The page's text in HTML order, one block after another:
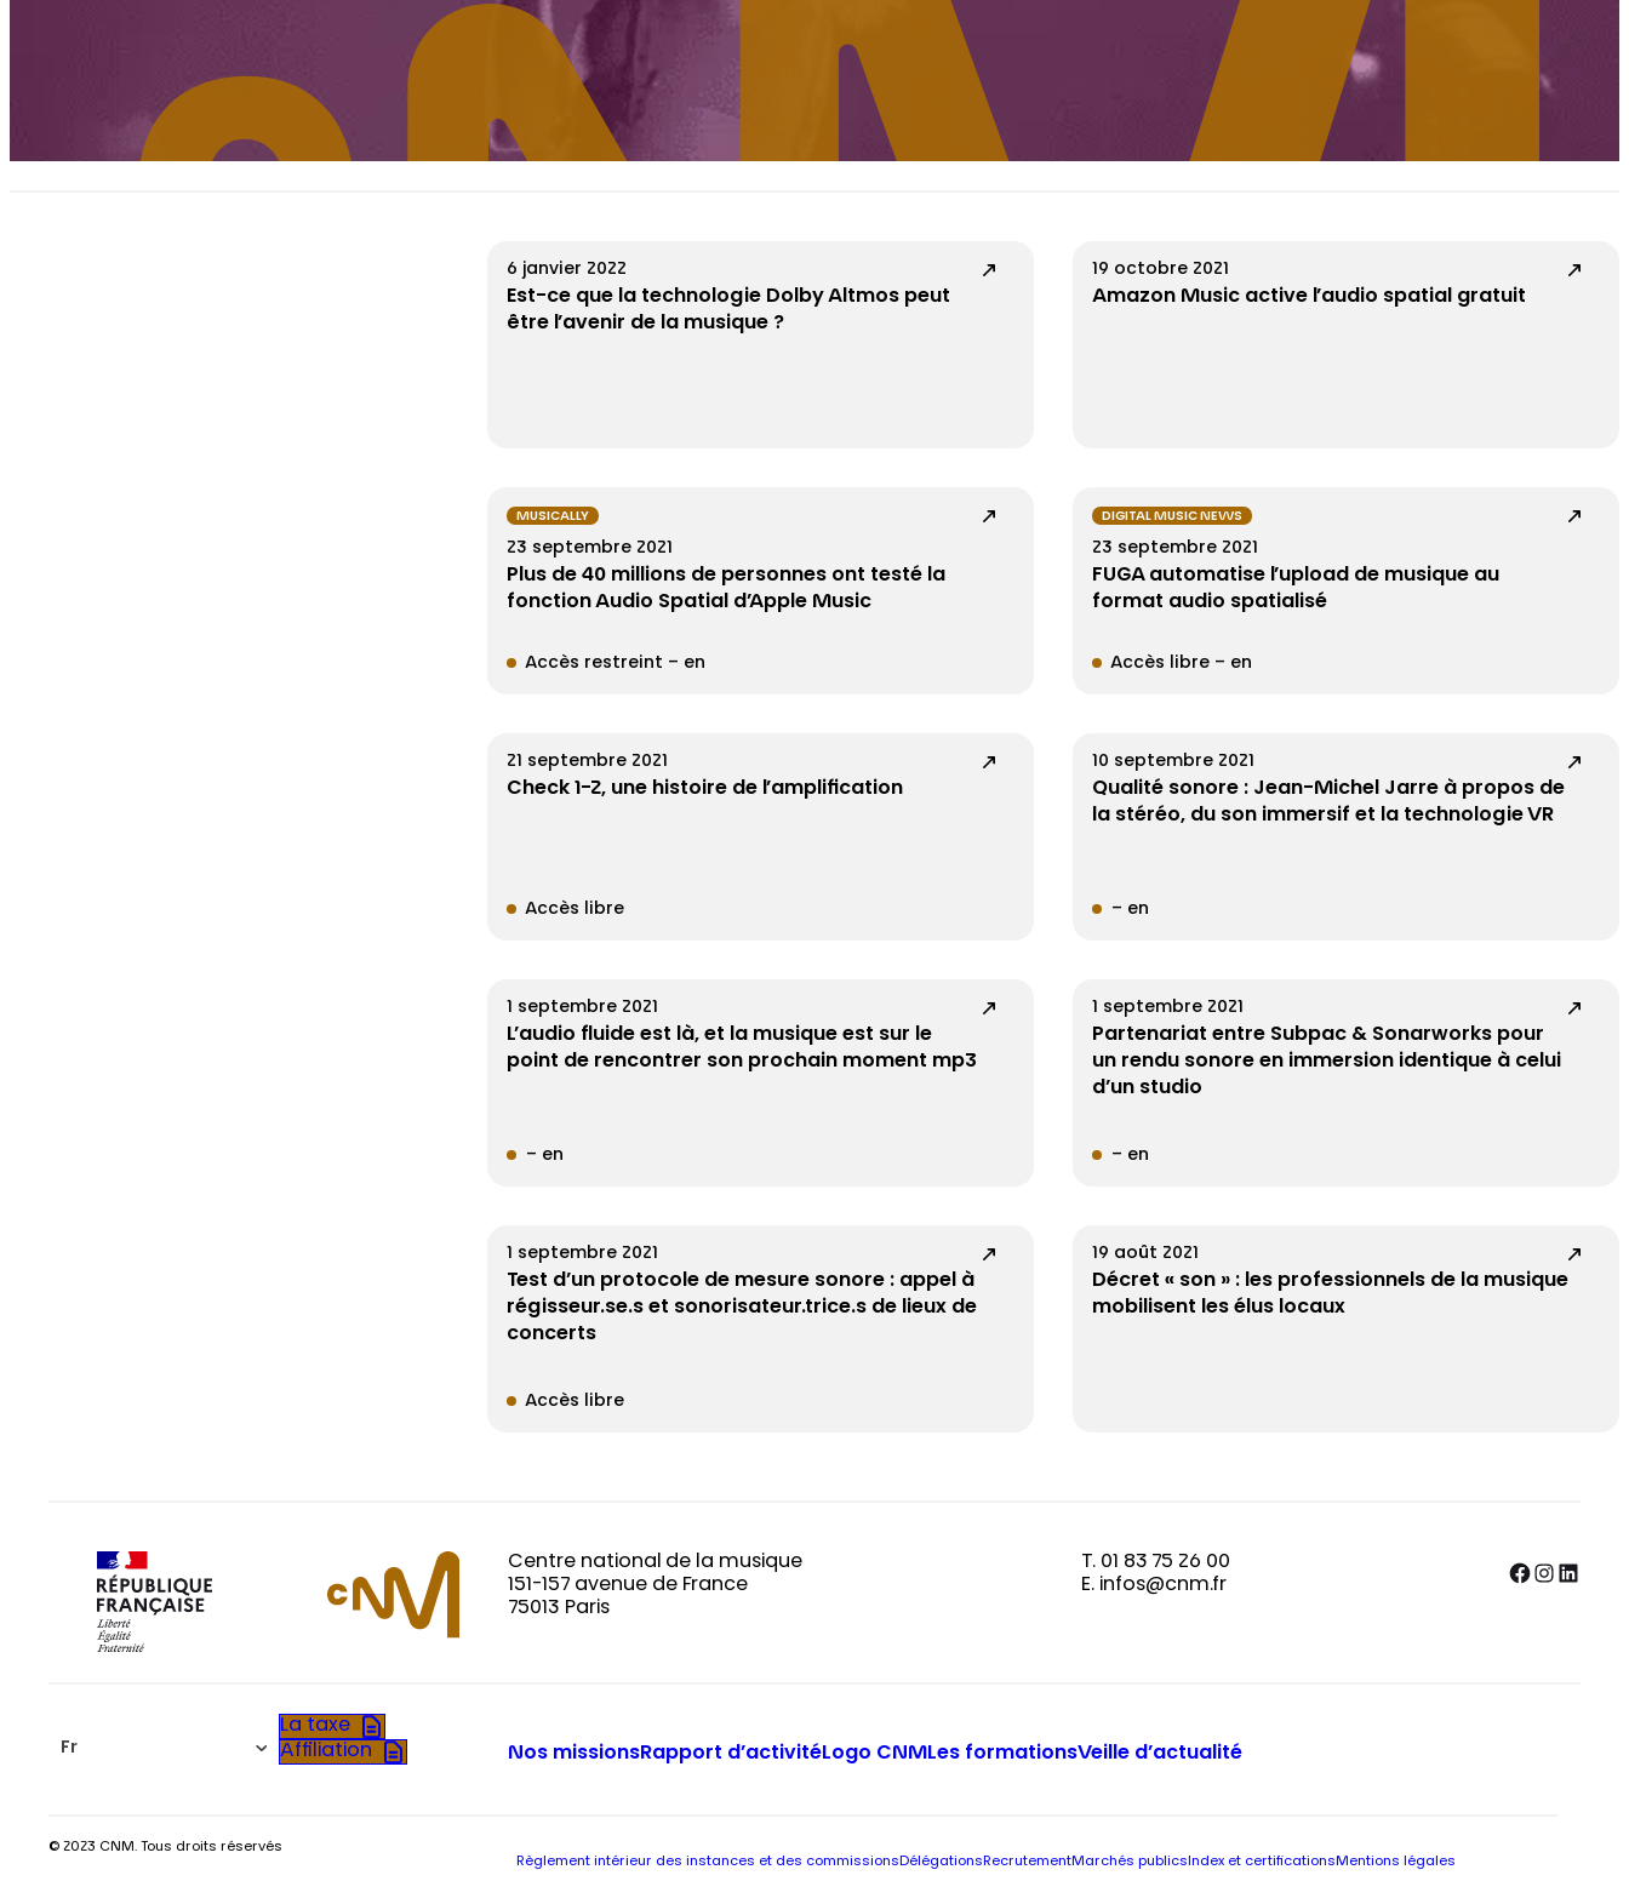
6 janvier 2022
Est-ce que la technologie Dolby Altmos peut
être l’avenir de la musique ?
19 octobre 2021
Amazon Music active l’audio spatial gratuit
MUSICALLY
23 septembre 2021
Plus de 40 millions de personnes ont testé la
fonction Audio Spatial d’Apple Music
Accès restreint – en
DIGITAL MUSIC NEWS
23 septembre 2021
FUGA automatise l’upload de musique au
format audio spatialisé
Accès libre – en
21 septembre 2021
Check 1-2, une histoire de l’amplification
Accès libre
10 septembre 2021
Qualité sonore : Jean-Michel Jarre à propos de
la stéréo, du son immersif et la technologie VR
– en
1 septembre 2021
L’audio fluide est là, et la musique est sur le
point de rencontrer son prochain moment mp3
– en
1 septembre 2021
Partenariat entre Subpac & Sonarworks pour
un rendu sonore en immersion identique à celui
d’un studio
– en
1 septembre 2021
Test d’un protocole de mesure sonore : appel à
régisseur.se.s et sonorisateur.trice.s de lieux de
concerts
Accès libre
19 août 2021
Décret « son » : les professionnels de la musique
mobilisent les élus locaux
Centre national de la musique
151-157 avenue de France
75013 Paris
T. 01 83 75 26 00
E. infos@cnm.fr
Facebook InstagramLinkedIn
Fr
La taxe
Affiliation
Nos missionsRapport d’activitéLogo CNMLes formationsVeille d’actualité
© 2023 CNM. Tous droits réservés
Règlement intérieur des instances et des commissions Délégations RecrutementMarchés publics Index et certifications Mentions légales